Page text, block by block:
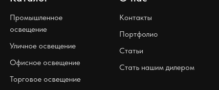
Промышленное
освещение
Уличное освещение
Офисное освещение
Торговое освещение
Контакты
Портфолио
Статьи
Стать нашим дилером